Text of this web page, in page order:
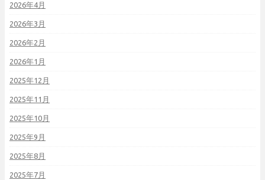
2026年4月
2026年3月
2026年2月
2026年1月
2025年12月
2025年11月
2025年10月
2025年9月
2025年8月
2025年7月